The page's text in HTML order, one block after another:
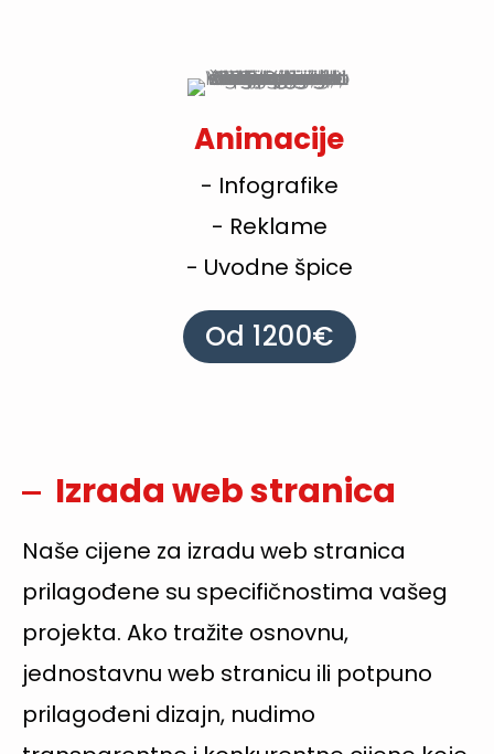
Animacije
- Infografike
- Reklame
- Uvodne špice
Od 1200€
Izrada web stranica
Naše cijene za izradu web stranica
prilagođene su specifičnostima vašeg
projekta. Ako tražite osnovnu,
jednostavnu web stranicu ili potpuno
prilagođeni dizajn, nudimo